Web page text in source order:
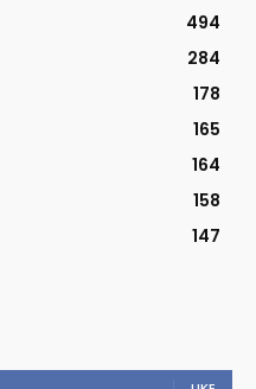
494
284
178
165
164
158
147